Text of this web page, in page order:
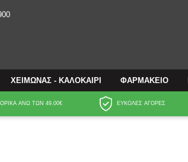
ΧΕΙΜΩΝΑΣ - ΚΑΛΟΚΑΙΡΙ ΦΑΡΜΑΚΕΙΟ
ΑΝΩ ΤΩΝ 49.00€ ΕΥΚΟΛΕΣ ΑΓΟΡΕΣ